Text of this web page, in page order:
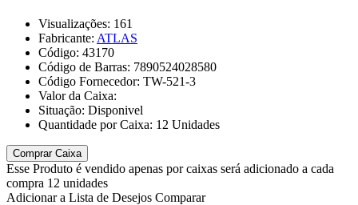
Visualizações: 161
Fabricante: ATLAS
Código: 43170
Código de Barras: 7890524028580
Código Fornecedor: TW-521-3
Valor da Caixa:
Situação: Disponivel
Quantidade por Caixa: 12 Unidades
Comprar Caixa
Esse Produto é vendido apenas por caixas será adicionado a cada
compra 12 unidades
Adicionar a Lista de Desejos Comparar